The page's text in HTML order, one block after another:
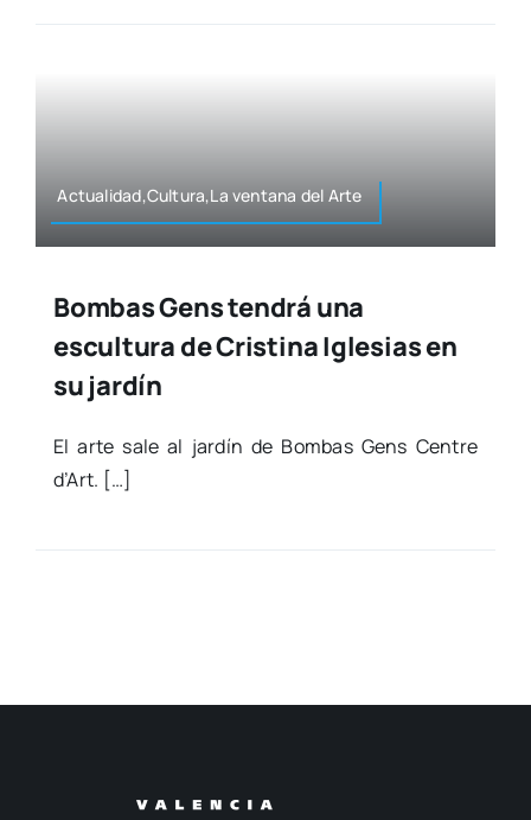
Actualidad,Cultura,La ven­ta­na del Arte
Bombas Gens tendrá una
escultura de Cristina Iglesias en
su jardín
El arte sale al jar­dín de Bom­bas Gens Cen­tre
d’Art. […]